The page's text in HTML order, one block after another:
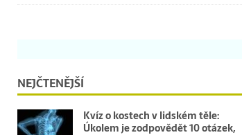
NEJČTENĚJŠÍ
Kvíz o kostech v lidském těle:
Úkolem je zodpovědět 10 otázek,